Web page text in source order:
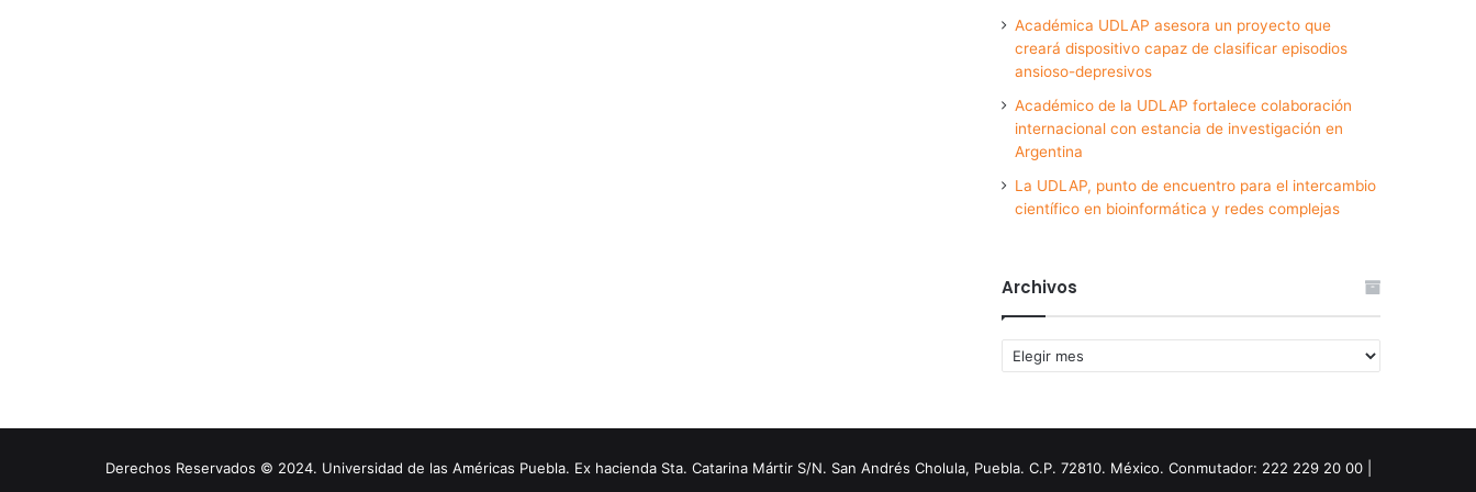
Académica UDLAP asesora un proyecto que
creará dispositivo capaz de clasificar episodios
ansioso-depresivos
Académico de la UDLAP fortalece colaboración
internacional con estancia de investigación en
Argentina
La UDLAP, punto de encuentro para el intercambio
científico en bioinformática y redes complejas
Archivos
Archivos
Derechos Reservados © 2024. Universidad de las Américas Puebla. Ex hacienda Sta. Catarina Mártir S/N. San Andrés Cholula, Puebla. C.P. 72810. México. Conmutador: 222 229 20 00 |